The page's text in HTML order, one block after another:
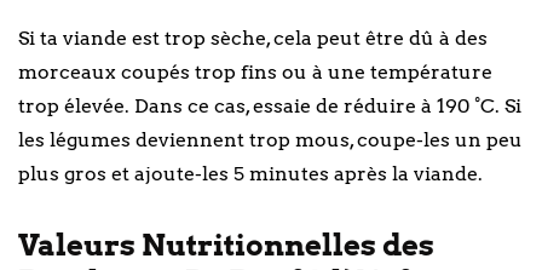
Si ta viande est trop sèche, cela peut être dû à des
morceaux coupés trop fins ou à une température
trop élevée. Dans ce cas, essaie de réduire à 190 °C. Si
les légumes deviennent trop mous, coupe-les un peu
plus gros et ajoute-les 5 minutes après la viande.
Valeurs Nutritionnelles des